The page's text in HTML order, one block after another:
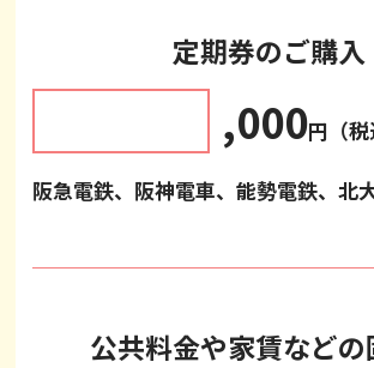
定期券のご購入
,000円（税
阪急電鉄、阪神電車、能勢電鉄、北
公共料金や家賃などの